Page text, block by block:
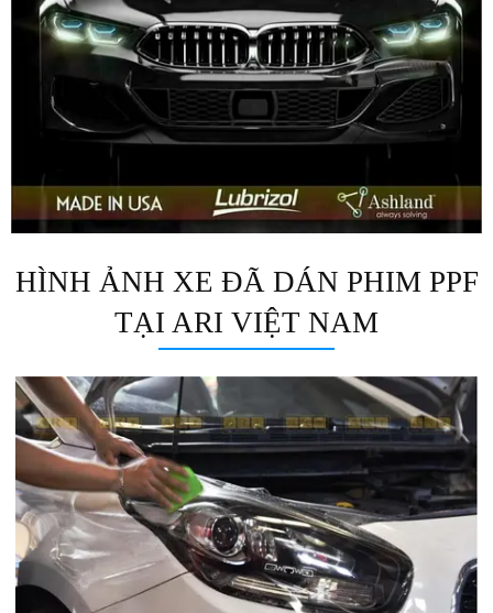
HÌNH ẢNH XE ĐÃ DÁN PHIM PPF
TẠI ARI VIỆT NAM